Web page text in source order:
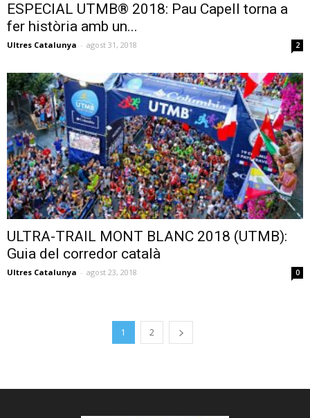
ESPECIAL UTMB® 2018: Pau Capell torna a
fer història amb un...
Ultres Catalunya - agost 31, 2018 2
ULTRA-TRAIL MONT BLANC 2018 (UTMB):
Guia del corredor català
Ultres Catalunya - agost 23, 2018 0
1 2